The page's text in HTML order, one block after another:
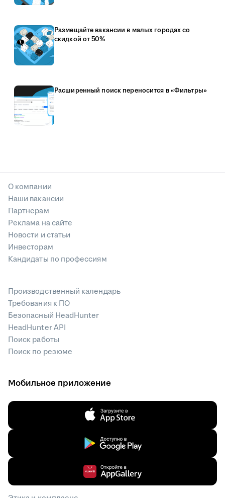
Размещайте вакансии в малых городах со
скидкой от 50%
Расширенный поиск переносится в «Фильтры»
О компании
Наши вакансии
Партнерам
Реклама на сайте
Новости и статьи
Инвесторам
Кандидаты по профессиям
Производственный календарь
Требования к ПО
Безопасный HeadHunter
HeadHunter API
Поиск работы
Поиск по резюме
Мобильное приложение